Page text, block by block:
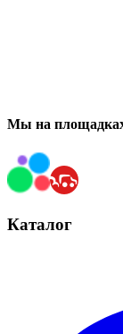
Мы на
Каталог